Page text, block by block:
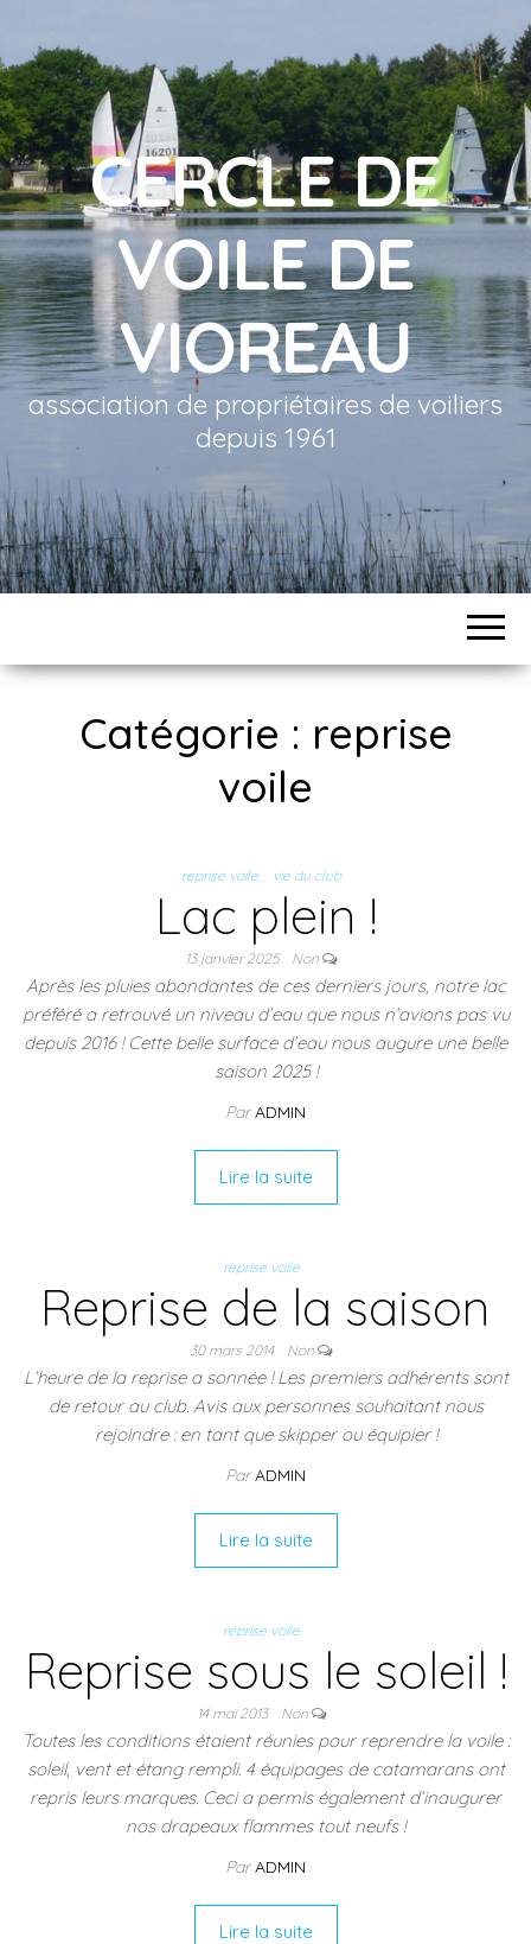
CERCLE DE
VOILE DE
VIOREAU
association de propriétaires de voiliers
depuis 1961
Catégorie : reprise
voile
reprise voile vie du club
Lac plein !
13 janvier 2025 Non
Après les pluies abondantes de ces derniers jours, notre lac
préféré a retrouvé un niveau d’eau que nous n’avions pas vu
depuis 2016 ! Cette belle surface d’eau nous augure une belle
saison 2025 !
ParADMIN
Lire la suite
reprise voile
Reprise de la saison
30 mars 2014 Non
L’heure de la reprise a sonnée ! Les premiers adhérents sont
de retour au club. Avis aux personnes souhaitant nous
rejoindre : en tant que skipper ou équipier !
ParADMIN
Lire la suite
reprise voile
Reprise sous le soleil !
14 mai 2013 Non
Toutes les conditions étaient réunies pour reprendre la voile :
soleil, vent et étang rempli. 4 équipages de catamarans ont
repris leurs marques. Ceci a permis également d’inaugurer
nos drapeaux flammes tout neufs !
ParADMIN
Lire la suite